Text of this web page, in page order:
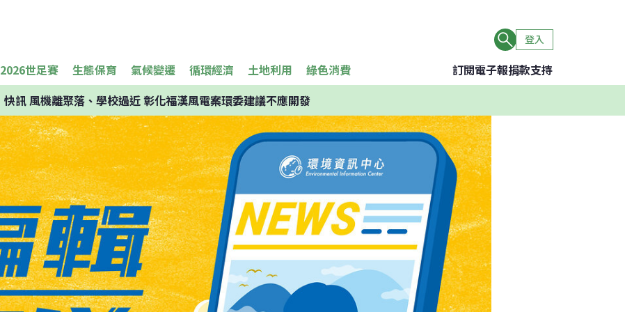
登入
2026世足賽 生態保育 氣候變遷 循環經濟 土地利用 綠色消費 訂閱電子報捐款支持
快訊風機離聚落、學校過近 彰化福漢風電案環委建議不應開發